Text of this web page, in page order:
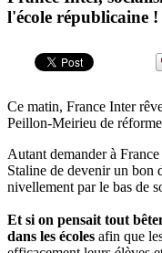
l'école républicaine
Ce matin, France Inter
Peillon-Meirieu de
Autant demander à
Staline de devenir un bon
nivellement par le bas de
Et si on pensait tout
dans les écoles afin que